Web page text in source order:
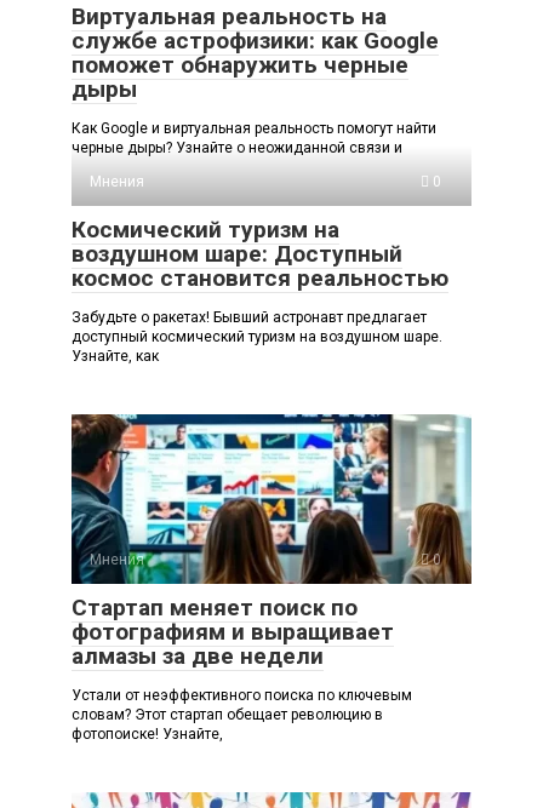
Виртуальная реальность на
службе астрофизики: как Google
поможет обнаружить черные
дыры
Как Google и виртуальная реальность помогут найти
черные дыры? Узнайте о неожиданной связи и
Мнения
0
Космический туризм на
воздушном шаре: Доступный
космос становится реальностью
Забудьте о ракетах! Бывший астронавт предлагает
доступный космический туризм на воздушном шаре.
Узнайте, как
Мнения 0
Стартап меняет поиск по
фотографиям и выращивает
алмазы за две недели
Устали от неэффективного поиска по ключевым
словам? Этот стартап обещает революцию в
фотопоиске! Узнайте,